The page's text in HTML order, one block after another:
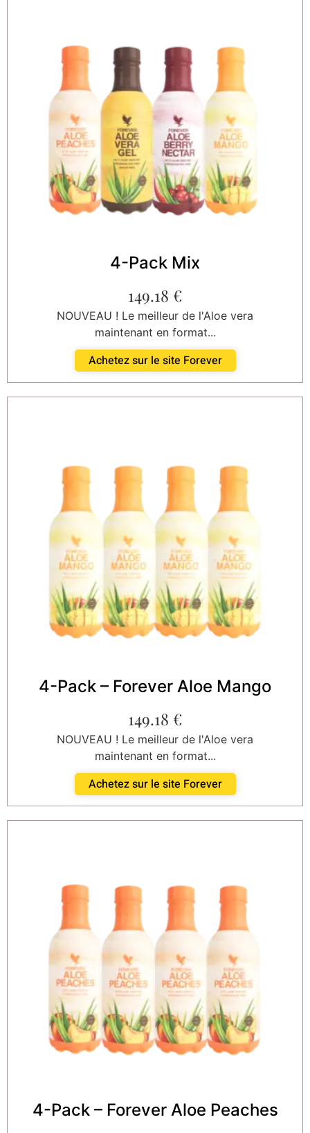
4-Pack Mix
149.18 €
NOUVEAU ! Le meilleur de l'Aloe vera
maintenant en format...
Achetez sur le site Forever
4-Pack – Forever Aloe Mango
149.18 €
NOUVEAU ! Le meilleur de l'Aloe vera
maintenant en format...
Achetez sur le site Forever
4-Pack – Forever Aloe Peaches